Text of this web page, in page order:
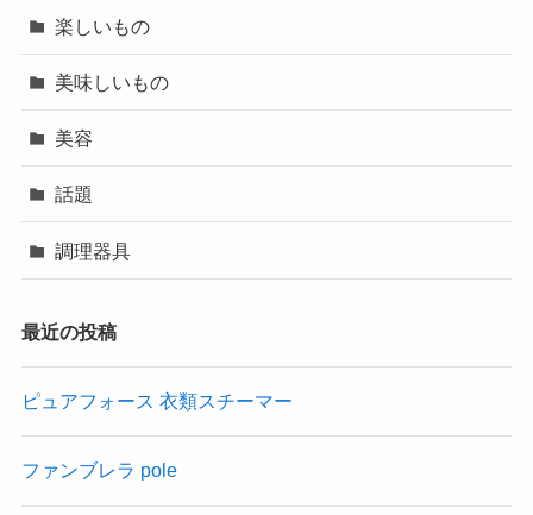
楽しいもの
美味しいもの
美容
話題
調理器具
最近の投稿
ピュアフォース 衣類スチーマー
ファンブレラ pole